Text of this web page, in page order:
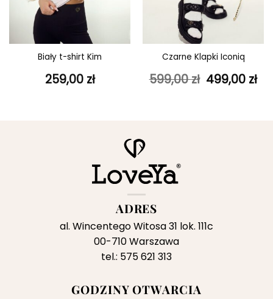
Biały t-shirt Kim
259,00 zł
Czarne Klapki Iconiq
599,00zł Pierwotna
cena
499,00 zł
ADRES
al. Wincentego Witosa 31 lok. 111c
00-710 Warszawa
tel.: 575 621 313
GODZINY OTWARCIA